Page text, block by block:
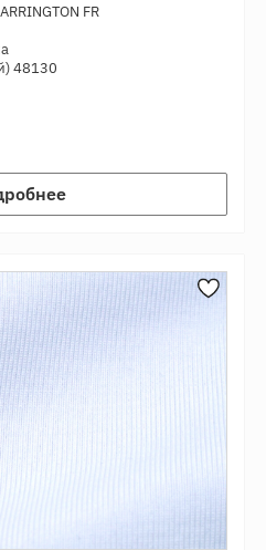
FR
48130